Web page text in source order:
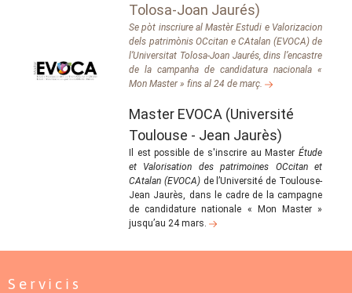
Tolosa-Joan Jaurés)
Se pòt inscriure al Mastèr Estudi e Valorizacion
dels patrimònis OCcitan e CAtalan (EVOCA) de
l’Universitat Tolosa-Joan Jaurés, dins l’encastre
de la campanha de candidatura nacionala «
Mon Master » fins al 24 de març.
Master EVOCA (Université
Toulouse - Jean Jaurès)
Il est possible de s'inscrire au Master Étude
et Valorisation des patrimoines OCcitan et
CAtalan (EVOCA)de l’Université de Toulouse-
Jean Jaurès, dans le cadre de la campagne
de candidature nationale « Mon Master »
jusqu’au 24 mars.
Servicis